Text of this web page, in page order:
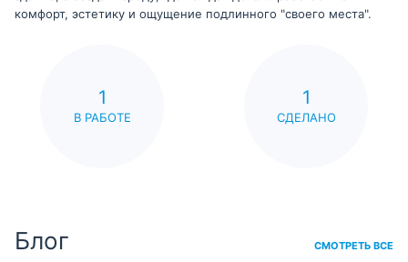
комфорт, эстетику и ощущение подлинного "своего места".
1
В РАБОТЕ
1
СДЕЛАНО
Блог СМОТРЕТЬ ВСЕ